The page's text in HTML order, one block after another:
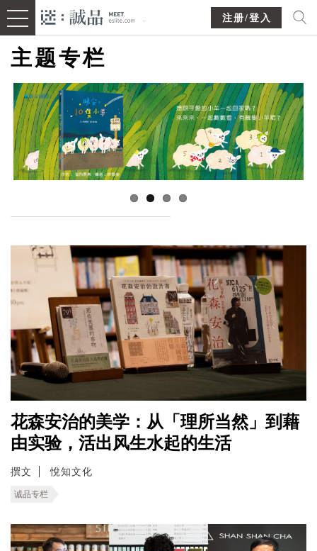
注册/登入
主题专栏
花森安治的美学：从「理所当然」到藉
由实验，活出风生水起的生活
撰文 悅知文化
诚品专栏